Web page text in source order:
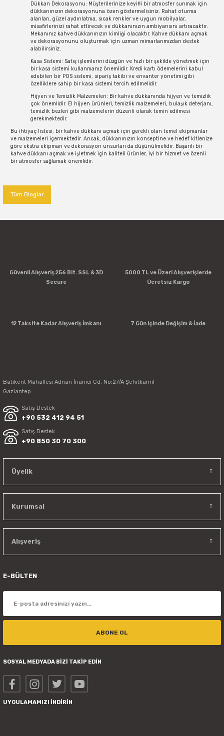
Dükkan Dekorasyonu: Müşterilerinize keyifli bir atmosfer sunmak için
dükkanınızın dekorasyonuna özen göstermelisiniz. Rahat oturma
alanları, güzel aydınlatma, sıcak renkler ve uygun mobilyalar,
misafirlerinizi rahat ettirecek ve dükkanınızın ambiyansını artıracaktır.
Mekanınız kahve dükkanınızın kimliği olacaktır. Kahve dükkanı açmak
ve dekorasyonunu oluşturmak için uzman mimarlarımızdan destek
alabilirsiniz.
Kasa Sistemi: Satış işlemlerini düzgün ve hızlı bir şekilde yönetmek için
bir kasa sistemi kullanmanız önemlidir. Kredi kartı ödemelerini kabul
edebilen bir POS sistemi, sipariş takibi ve envanter yönetimi gibi
özelliklere sahip bir kasa sistemi tercih edilmelidir.
Hijyen ve Temizlik Malzemeleri: Bir kahve dükkanında hijyen ve temizlik
çok önemlidir. El hijyen ürünleri, temizlik malzemeleri, bulaşık deterjanı,
temizlik bezleri gibi malzemelerin düzenli olarak temin edilmesi
gerekmektedir.
Bu ihtiyaç listesi, bir kahve dükkanı açmak için gerekli olan temel ekipmanlar
ve malzemeleri içermektedir. Ancak, dükkanınızın konseptine ve hedef kitlenize
göre ekstra ekipman ve dekorasyon unsurları da düşünülmelidir. Başarılı bir
kahve dükkanı açmak ve işletmek için kaliteli ürünler, iyi bir hizmet ve özenli
bir atmosfer sağlamak önemlidir.
Tüm Bloglar
Güvenli Alışveriş 256 Bit. SSL & 3D
Secure
5000 TL ve Üzeri Alışverişlerde
Ücretsiz Kargo
12 Taksite Kadar Alışveriş İmkanı 7 Gün içinde Değişim & İade
Batıkent Mahallesi Adnan İnanıcı Cd. No:27/A Şehitkamil
Gaziantep
Satış Destek
+90 532 412 94 51
Satış Destek
+90 850 30 70 300
Üyelik
Kurumsal
Alışveriş
E-BÜLTEN
ABONE OL
SOSYAL MEDYADA BİZİ TAKİP EDİN
UYGULAMAMIZI İNDİRİN